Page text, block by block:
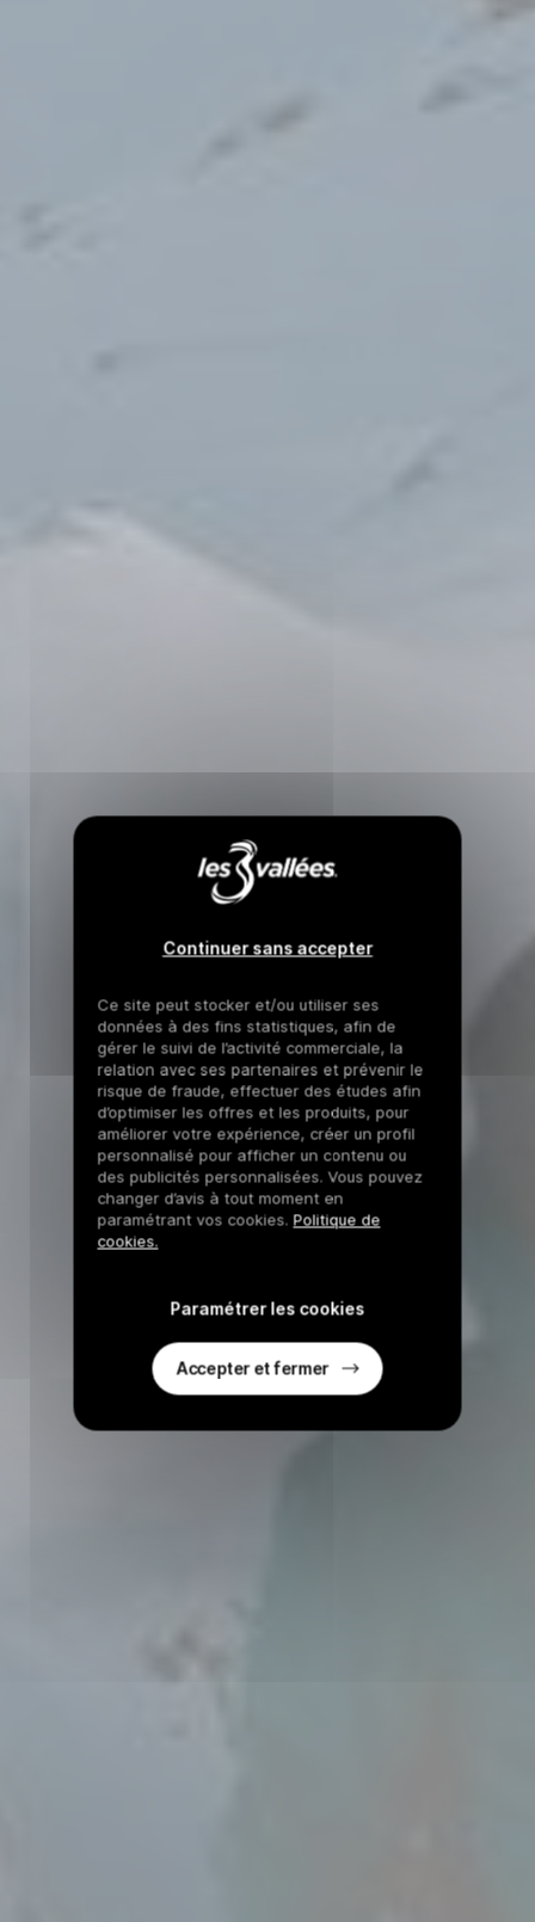
Continuer sans accepter
Ce site peut stocker et/ou utiliser ses
données à des fins statistiques, afin de
gérer le suivi de l’activité commerciale, la
relation avec ses partenaires et prévenir le
risque de fraude, effectuer des études afin
d’optimiser les offres et les produits, pour
améliorer votre expérience, créer un profil
personnalisé pour afficher un contenu ou
des publicités personnalisées. Vous pouvez
changer d’avis à tout moment en
paramétrant vos cookies. Politique de
cookies.
Paramétrer les cookies
Accepter et fermer